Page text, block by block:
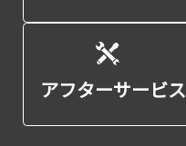
アフターサービス